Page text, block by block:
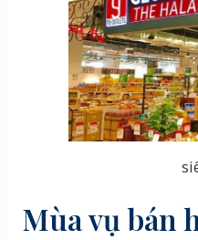
Mùa vụ bán